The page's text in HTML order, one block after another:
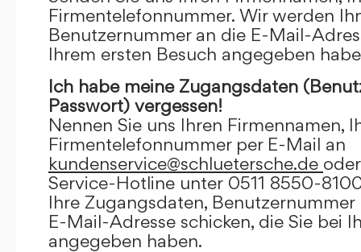
Firmentelefonnummer. Wir werden
Benutzernummer an die E-Mail-
Ihrem ersten Besuch angegeben
Ich habe meine Zugangsdaten
Passwort) vergessen!
Nennen Sie uns Ihren Firmennamen,
Firmentelefonnummer per E-Mail an
kundenservice@schluetersche.de
Service-Hotline unter 0511 8550-
Ihre Zugangsdaten,
E-Mail-Adresse schicken, die Sie bei
angegeben haben.